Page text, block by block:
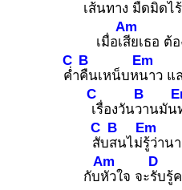
เส้นทาง มืดมิดไ
เมื่อเ
Am
สียเธอ ต้อ
C
ค่ำ
B
คืนเหน็บห
Em
นาว แ
C
เรื่องวัน
B
วานมัน
C
สับ
B
สนไม่
Em
รู้ว่าน
กับ
Am
หัวใจ จะ
D
รับรู้